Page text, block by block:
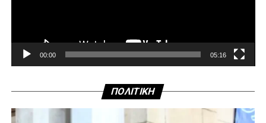
00:00 05:16
ΠΟΛΙΤΙΚΗ